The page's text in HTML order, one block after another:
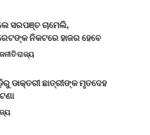
ସରପଞ୍ଚ ଚାମେଲି,
ନିକଟରେ ହାଜର ହେବେ
ରାଜ୍ୟ
ଡାକ୍ତରୀ ଛାତ୍ରୀଙ୍କ ମୃତଦେହ